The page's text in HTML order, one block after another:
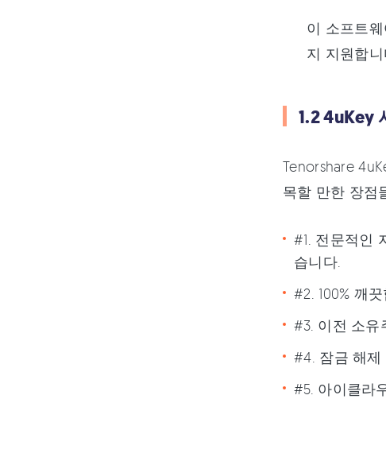
이 소프트
지 지원합
1.2 4uKey
Tenorshare
목할 만한 장점
#1. 전문적인
습니다.
#2. 100% 깨
#3. 이전 소유
#4. 잠금 해제
#5. 아이클라